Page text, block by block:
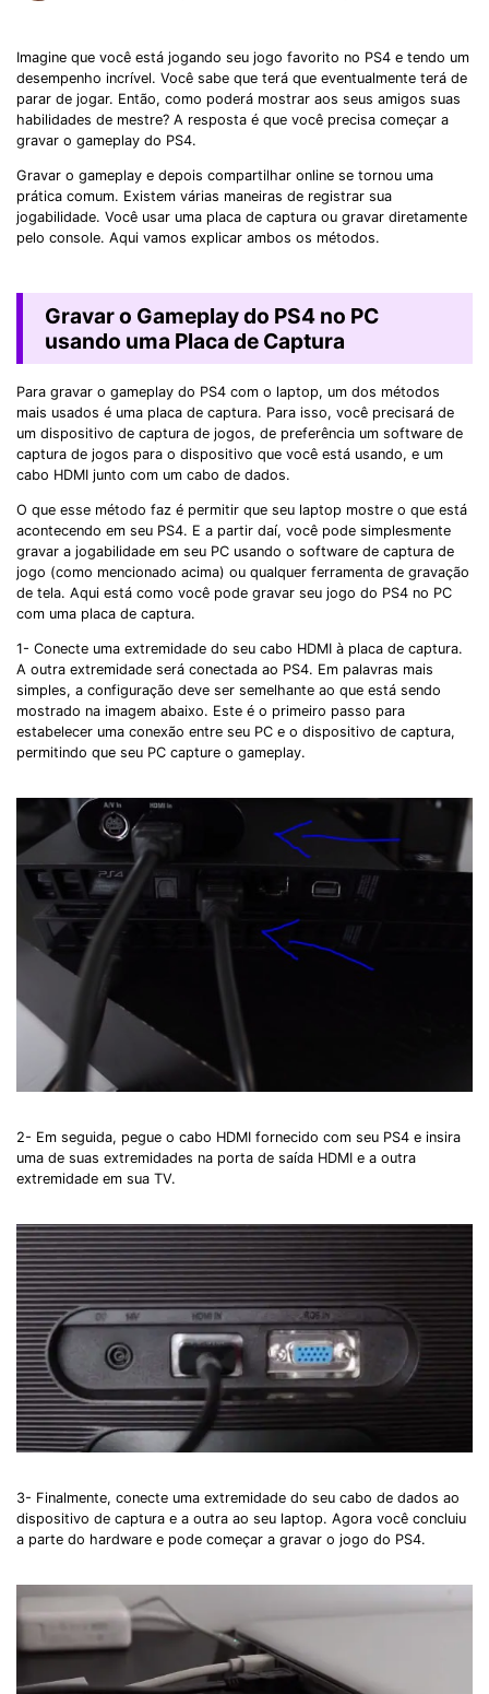
Imagine que você está jogando seu jogo favorito no PS4 e tendo um
desempenho incrível. Você sabe que terá que eventualmente terá de
parar de jogar. Então, como poderá mostrar aos seus amigos suas
habilidades de mestre? A resposta é que você precisa começar a
gravar o gameplay do PS4.
Gravar o gameplay e depois compartilhar online se tornou uma
prática comum. Existem várias maneiras de registrar sua
jogabilidade. Você usar uma placa de captura ou gravar diretamente
pelo console. Aqui vamos explicar ambos os métodos.
Gravar o Gameplay do PS4 no PC
usando uma Placa de Captura
Para gravar o gameplay do PS4 com o laptop, um dos métodos
mais usados é uma placa de captura. Para isso, você precisará de
um dispositivo de captura de jogos, de preferência um software de
captura de jogos para o dispositivo que você está usando, e um
cabo HDMI junto com um cabo de dados.
O que esse método faz é permitir que seu laptop mostre o que está
acontecendo em seu PS4. E a partir daí, você pode simplesmente
gravar a jogabilidade em seu PC usando o software de captura de
jogo (como mencionado acima) ou qualquer ferramenta de gravação
de tela. Aqui está como você pode gravar seu jogo do PS4 no PC
com uma placa de captura.
1- Conecte uma extremidade do seu cabo HDMI à placa de captura.
A outra extremidade será conectada ao PS4. Em palavras mais
simples, a configuração deve ser semelhante ao que está sendo
mostrado na imagem abaixo. Este é o primeiro passo para
estabelecer uma conexão entre seu PC e o dispositivo de captura,
permitindo que seu PC capture o gameplay.
2- Em seguida, pegue o cabo HDMI fornecido com seu PS4 e insira
uma de suas extremidades na porta de saída HDMI e a outra
extremidade em sua TV.
3- Finalmente, conecte uma extremidade do seu cabo de dados ao
dispositivo de captura e a outra ao seu laptop. Agora você concluiu
a parte do hardware e pode começar a gravar o jogo do PS4.